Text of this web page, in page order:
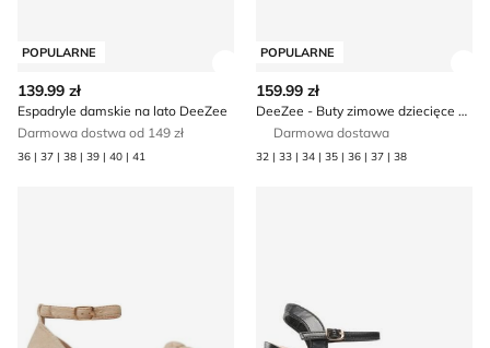
POPULARNE
139.99 zł
Espadryle damskie na lato DeeZee
Darmowa dostwa od 149 zł
36 | 37 | 38 | 39 | 40 | 41
POPULARNE
159.99 zł
DeeZee - Buty zimowe dziecięce zimowe
Darmowa dostawa
32 | 33 | 34 | 35 | 36 | 37 | 38